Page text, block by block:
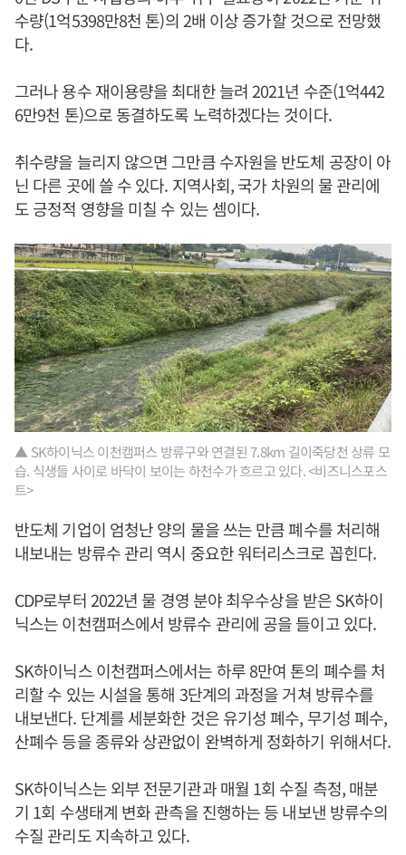
수량(1억5398만8천 톤)의 2배 이상 증가할 것으로 전망했
다.
그러나 용수 재이용량을 최대한 늘려 2021년 수준(1억442
6만9천 톤)으로 동결하도록 노력하겠다는 것이다.
취수량을 늘리지 않으면 그만큼 수자원을 반도체 공장이 아
닌 다른 곳에 쓸 수 있다. 지역사회, 국가 차원의 물 관리에
도 긍정적 영향을 미칠 수 있는 셈이다.
▲ SK하이닉스 이천캠퍼스 방류구와 연결된 7.8km 길이죽당천 상류 모
습. 식생들 사이로 바닥이 보이는 하천수가 흐르고 있다. <비즈니스포스
트>
반도체 기업이 엄청난 양의 물을 쓰는 만큼 폐수를 처리해
내보내는 방류수 관리 역시 중요한 워터리스크로 꼽힌다.
CDP로부터 2022년 물 경영 분야 최우수상을 받은 SK하이
닉스는 이천캠퍼스에서 방류수 관리에 공을 들이고 있다.
SK하이닉스 이천캠퍼스에서는 하루 8만여 톤의 폐수를 처
리할 수 있는 시설을 통해 3단계의 과정을 거쳐 방류수를
내보낸다. 단계를 세분화한 것은 유기성 폐수, 무기성 폐수,
산폐수 등을 종류와 상관없이 완벽하게 정화하기 위해서다.
SK하이닉스는 외부 전문기관과 매월 1회 수질 측정, 매분
기 1회 수생태계 변화 관측을 진행하는 등 내보낸 방류수의
수질 관리도 지속하고 있다.